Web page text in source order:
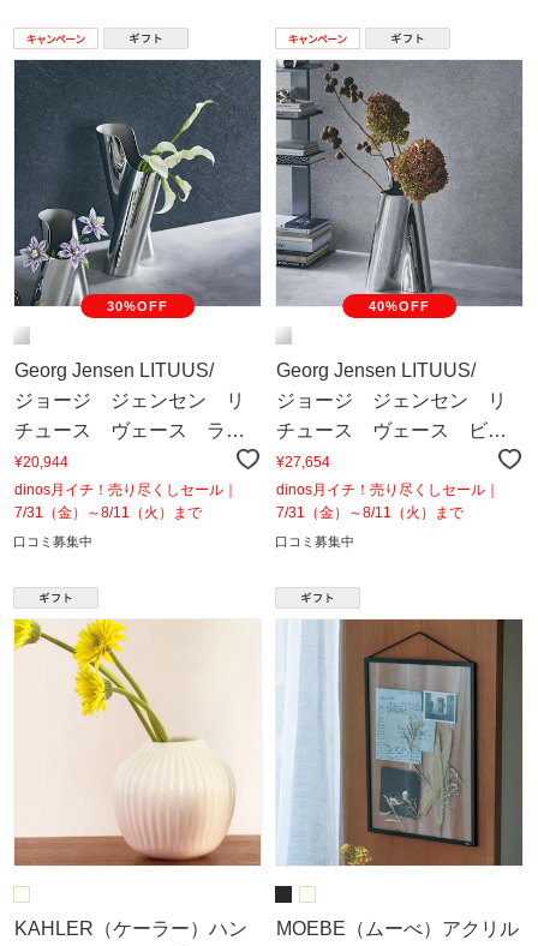
30%OFF
Georg Jensen LITUUS/
ジョージ ジェンセン リ
チュース ヴェース ラー
ジ
¥20,944
dinos月イチ！売り尽くしセール｜
7/31（金）～8/11（火）まで
口コミ募集中
40%OFF
Georg Jensen LITUUS/
ジョージ ジェンセン リ
チュース ヴェース ビッ
グ
¥27,654
dinos月イチ！売り尽くしセール｜
7/31（金）～8/11（火）まで
口コミ募集中
KAHLER（ケーラー）ハン
MOEBE（ムーべ）アクリル